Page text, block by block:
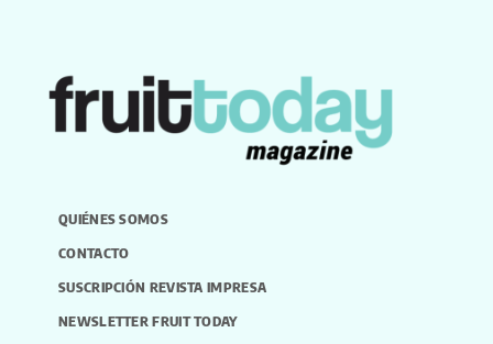
QUIÉNES SOMOS
CONTACTO
SUSCRIPCIÓN REVISTA IMPRESA
NEWSLETTER FRUIT TODAY